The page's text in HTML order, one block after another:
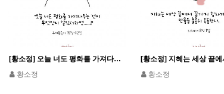
[황소정] 오늘 너도 평화를 가져다주는 것이 무엇인지 알았더라면... 루카 19,42
황소정
황소정